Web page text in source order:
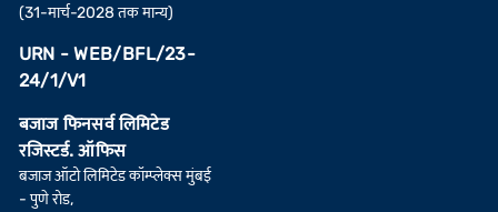
(31-मार्च-2028 तक मान्य)
URN - WEB/BFL/23-
24/1/V1
बजाज फिनसर्व लिमिटेड
रजिस्टर्ड. ऑफिस
बजाज ऑटो लिमिटेड कॉम्प्लेक्स मुंबई
- पुणे रोड,